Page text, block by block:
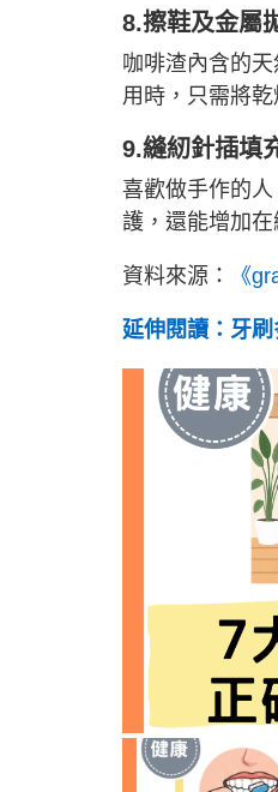
8.擦鞋及金屬
咖啡渣內含的
用時，只需將
9.縫紉針插填
喜歡做手作的
護，還能增加
資料來源： 《
延伸閱讀：牙